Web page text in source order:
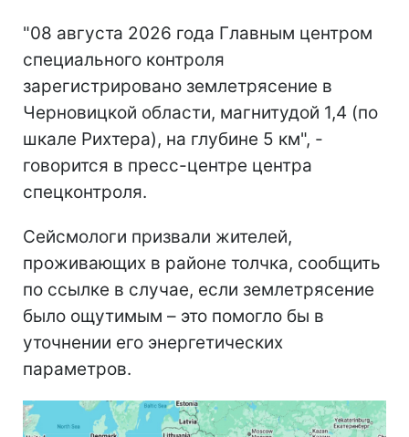
"08 августа 2026 года Главным центром
специального контроля
зарегистрировано землетрясение в
Черновицкой области, магнитудой 1,4 (по
шкале Рихтера), на глубине 5 км", -
говорится в пресс-центре центра
спецконтроля.
Сейсмологи призвали жителей,
проживающих в районе толчка, сообщить
по ссылке в случае, если землетрясение
было ощутимым – это помогло бы в
уточнении его энергетических
параметров.